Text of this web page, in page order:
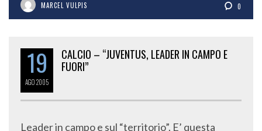
MARCEL VULPIS 0
19
AGO2005
CALCIO – “JUVENTUS, LEADER IN CAMPO E
FUORI”
Leader in campo e sul “territorio”. E’ questa